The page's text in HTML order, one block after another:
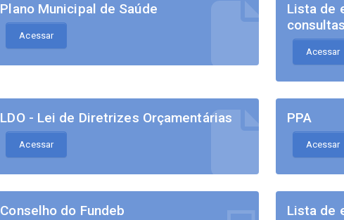
Plano Municipal de Saúde
Acessar
Lista de
Acessar
LDO - Lei de Diretrizes Orçamentárias
Acessar
PPA
Acessar
Conselho do Fundeb Lista de